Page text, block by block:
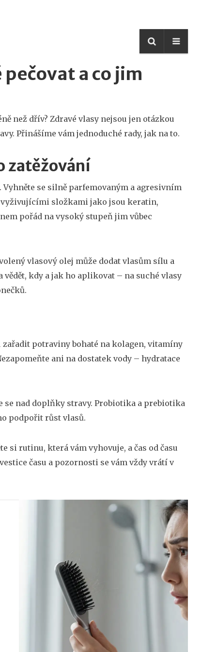
pečovat a co jim
než dřív? Zdravé vlasy nejsou jen otázkou
Přinášíme vám jednoduché rady, jak na to.
zatěžování
se silně parfemovaným a agresivním
složkami jako jsou keratin,
pořád na vysoký stupeň jim vůbec
vlasový olej může dodat vlasům sílu a
kdy a jak ho aplikovat – na suché vlasy
potraviny bohaté na kolagen, vitamíny
ani na dostatek vody – hydratace
se nad doplňky stravy. Probiotika a prebiotika
podpořit růst vlasů.
si rutinu, která vám vyhovuje, a čas od času
času a pozornosti se vám vždy vrátí v